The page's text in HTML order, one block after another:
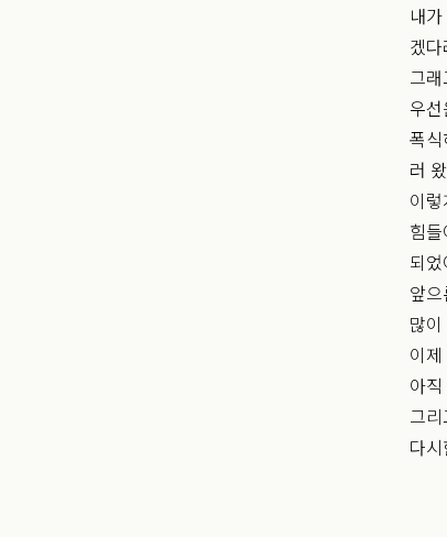
내
겠
그
우
폭
러
이
힘
되
앞
많
이
아
그
다